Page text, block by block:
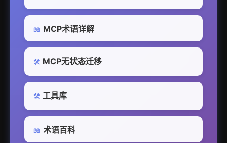
📖 MCP术语详解
🛠️ MCP无状态迁移
🛠️ 工具库
📖 术语百科